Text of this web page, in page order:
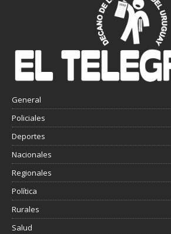
General
Policiales
Deportes
Nacionales
Regionales
Política
Rurales
Salud